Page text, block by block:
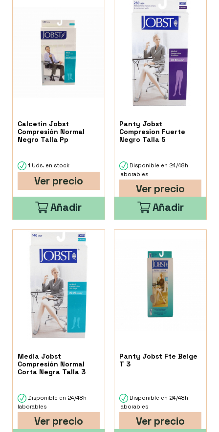
Calcetin Jobst
Compresión Normal
Negro Talla Pp
1 Uds. en stock
Ver precio
Añadir
Panty Jobst
Compresion Fuerte
Negro Talla 5
Disponible en 24/48h
laborables
Ver precio
Añadir
Media Jobst
Compresión Normal
Corta Negra Talla 3
Disponible en 24/48h
laborables
Ver precio
Panty Jobst Fte Beige
T 3
Disponible en 24/48h
laborables
Ver precio